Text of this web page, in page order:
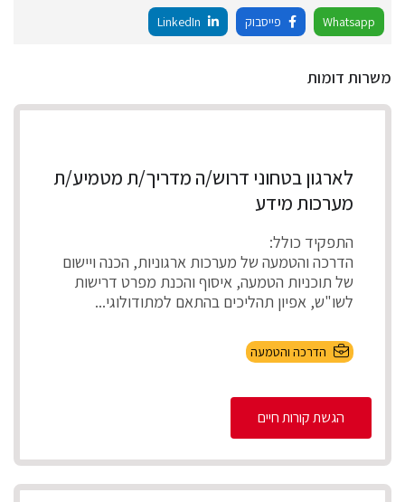
Whatsapp פייסבוק
משרות דומות
לארגון בטחוני דרוש/ה מדריך/ת מטמיע/ת
מערכות מידע
התפקיד כולל:
הדרכה והטמעה של מערכות ארגוניות, הכנה ויישום
של תוכניות הטמעה, איסוף והכנת מפרט דרישות
לשו"ש, אפיון תהליכים בהתאם למתודולוגי...
הדרכה והטמעה
הגשת קורות חיים